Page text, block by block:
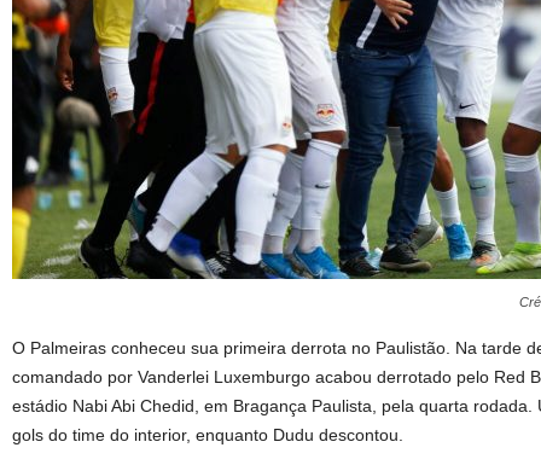
O Palmeiras conheceu sua primeira derrota no Paulistão. Na tarde
comandado por Vanderlei Luxemburgo acabou derrotado pelo Red
estádio Nabi Abi Chedid, em Bragança Paulista, pela quarta
gols do time do interior, enquanto Dudu descontou.